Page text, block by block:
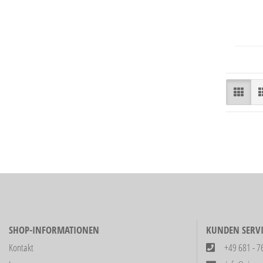
SHOP-INFORMATIONEN
Kontakt
KUNDEN
+49 681 -